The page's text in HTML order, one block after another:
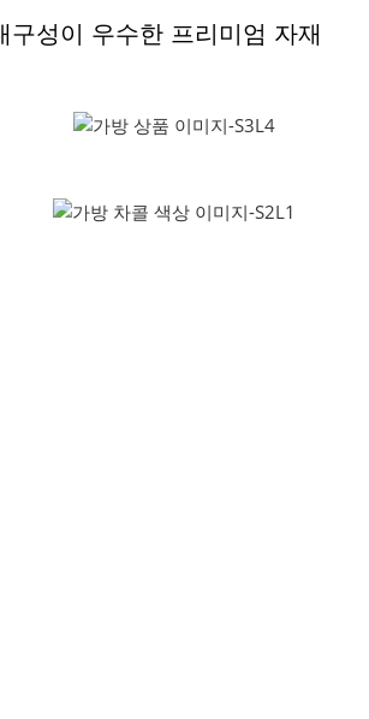
성이 우수한 프리미엄 자재